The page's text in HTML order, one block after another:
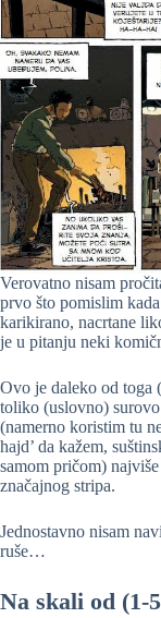
Verovatno nisam
prvo što pomislim
karikirano, nacrtane
je u pitanju neki
Ovo je daleko od toga
toliko (uslovno)
(namerno koristim tu
hajd’ da kažem,
samom pričom)
značajnog stripa.
Jednostavno nisam
ruše…
Na skali od (1-